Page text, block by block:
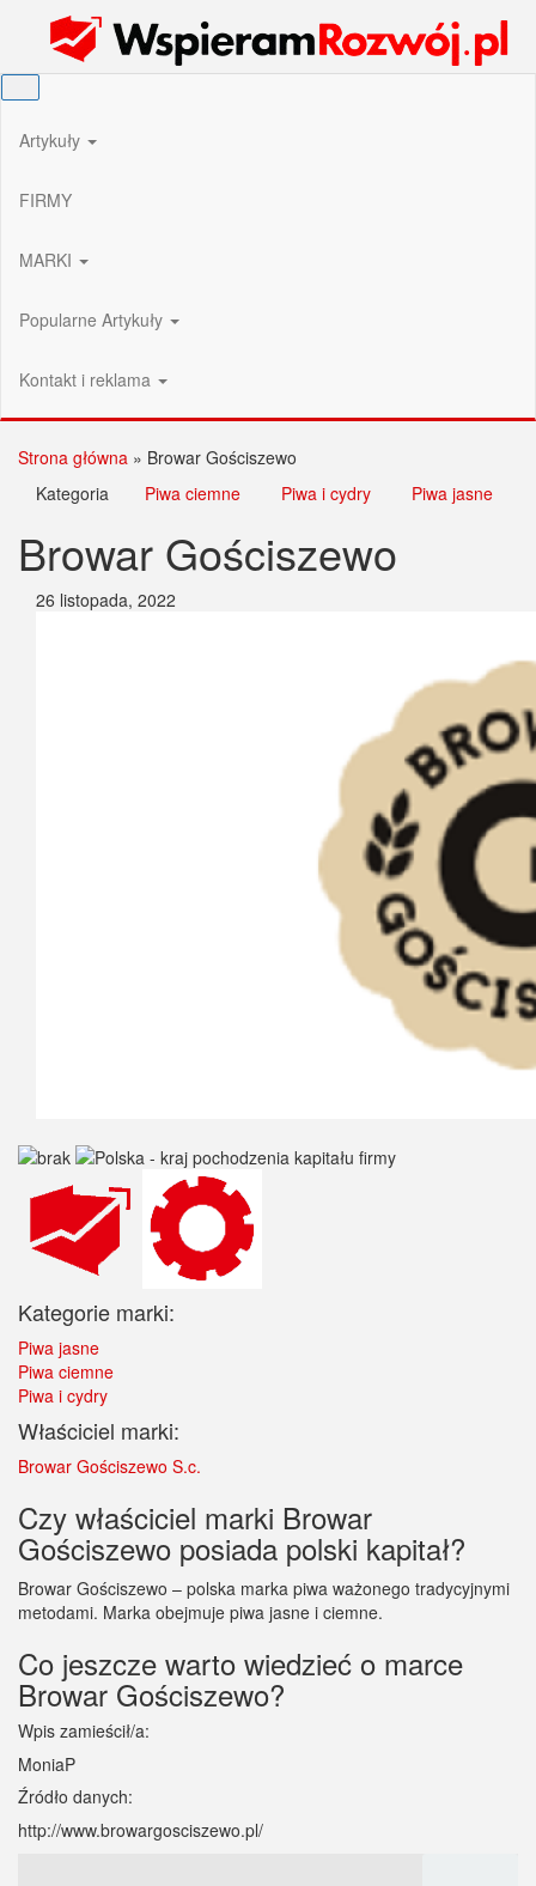
Wspieram Rozwój PL
Artykuły
FIRMY
MARKI
Popularne Artykuły
Kontakt i reklama
Strona główna » Browar Gościszewo
Kategoria
Piwa ciemne Piwa i cydry Piwa jasne
Browar Gościszewo
26 listopada, 2022
Kategorie marki:
Piwa jasne
Piwa ciemne
Piwa i cydry
Właściciel marki:
Browar Gościszewo S.c.
Czy właściciel marki Browar
Gościszewo posiada polski kapitał?
Browar Gościszewo – polska marka piwa ważonego tradycyjnymi
metodami. Marka obejmuje piwa jasne i ciemne.
Co jeszcze warto wiedzieć o marce
Browar Gościszewo?
Wpis zamieścił/a:
MoniaP
Źródło danych:
http://www.browargosciszewo.pl/